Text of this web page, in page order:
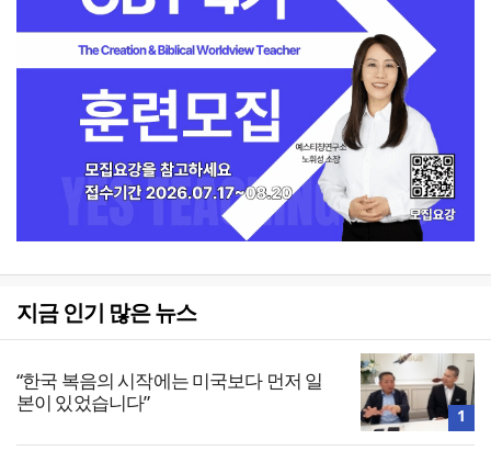
지금 인기 많은 뉴스
“한국 복음의 시작에는 미국보다 먼저 일
본이 있었습니다”
1